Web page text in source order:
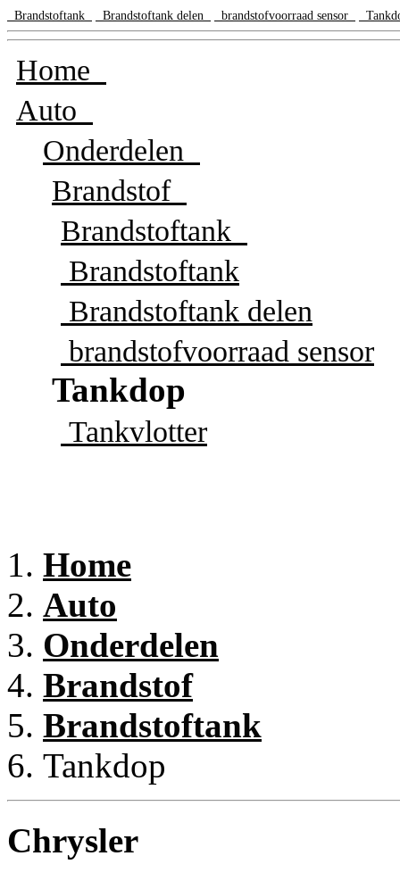
Brandstoftank Brandstoftank delen brandstofvoorraad sensor
Home
Auto
Onderdelen
Brandstof
Brandstoftank
Brandstoftank
Brandstoftank delen
brandstofvoorraad sensor
Tankdop
Tankvlotter
Home
Auto
Onderdelen
Brandstof
Brandstoftank
Tankdop
Chrysler